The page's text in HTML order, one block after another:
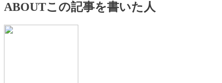
ABOUTこの記事を書いた人